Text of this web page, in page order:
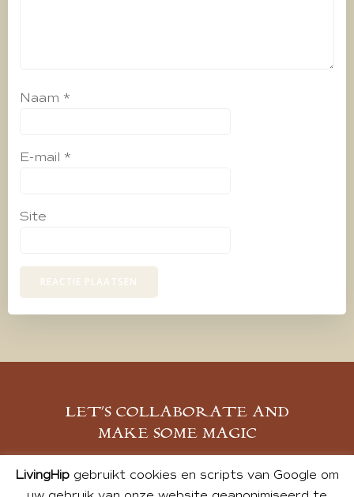
Naam *
E-mail *
Site
LET’S COLLABORATE AND
MAKE SOME MAGIC
MELD JE AAN
LivingHipgebruikt cookies en scripts van Google om